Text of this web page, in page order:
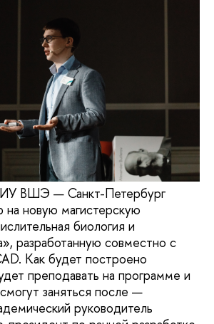
ВШЭ — Санкт-Петербург
на новую магистерскую
биология и
разработанную совместно с
Как будет построено
преподавать на программе и
заняться после —
руководитель